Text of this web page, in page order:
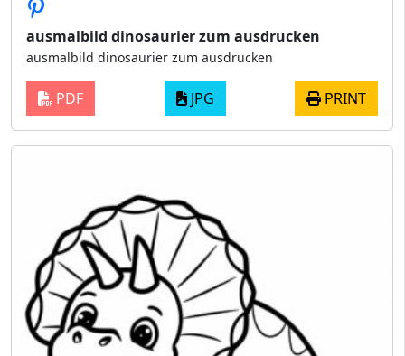
ausmalbild dinosaurier zum ausdrucken
ausmalbild dinosaurier zum ausdrucken
PDF JPG PRINT